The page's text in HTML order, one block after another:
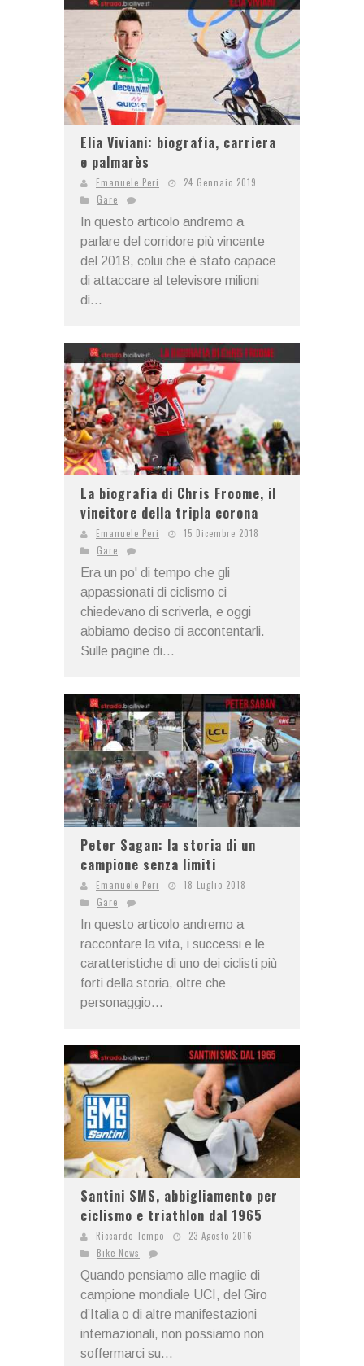
Elia Viviani: biografia, carriera
e palmarès
Emanuele Peri
24 Gennaio 2019
Gare
In questo articolo andremo a
parlare del corridore più vincente
del 2018, colui che è stato capace
di attaccare al televisore milioni
di...
La biografia di Chris Froome, il
vincitore della tripla corona
Emanuele Peri
15 Dicembre 2018
Gare
Era un po' di tempo che gli
appassionati di ciclismo ci
chiedevano di scriverla, e oggi
abbiamo deciso di accontentarli.
Sulle pagine di...
Peter Sagan: la storia di un
campione senza limiti
Emanuele Peri
18 Luglio 2018
Gare
In questo articolo andremo a
raccontare la vita, i successi e le
caratteristiche di uno dei ciclisti più
forti della storia, oltre che
personaggio...
Santini SMS, abbigliamento per
ciclismo e triathlon dal 1965
Riccardo Tempo
23 Agosto 2016
Bike News
Quando pensiamo alle maglie di
campione mondiale UCI, del Giro
d’Italia o di altre manifestazioni
internazionali, non possiamo non
soffermarci su...